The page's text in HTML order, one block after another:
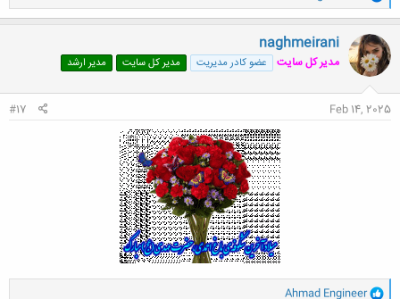
ا
ک
ن
ش
ه
ا
naghmeirani
مدیر کل سایت عضو کادر مدیریت مدیر کل سایت مدیر ارشد
Feb 14, 2025
#17
وAhmad Engineer